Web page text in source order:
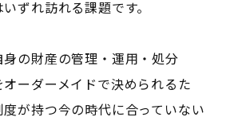
ずれ訪れる課題です。
の財産の管理・運用・処分
ーダーメイドで決められるた
が持つ今の時代に合っていない